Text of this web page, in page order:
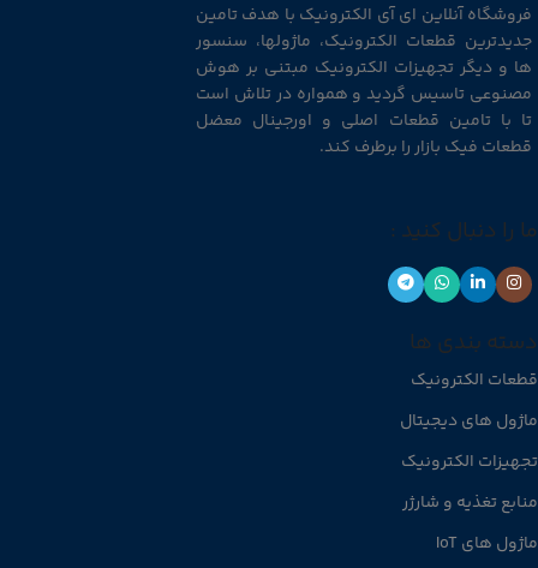
فروشگاه آنلاین ای آی الکترونیک با هدف تامین
جدیدترین قطعات الکترونیک، ماژولها، سنسور
ها و دیگر تجهیزات الکترونیک مبتنی بر هوش
مصنوعی تاسیس گردید و همواره در تلاش است
تا با تامین قطعات اصلی و اورجینال معضل
قطعات فیک بازار را برطرف کند.
ما را دنبال کنید :
دسته بندی ها
قطعات الکترونیک
ماژول های دیجیتال
تجهیزات الکترونیک
منابع تغذیه و شارژر
ماژول های IoT